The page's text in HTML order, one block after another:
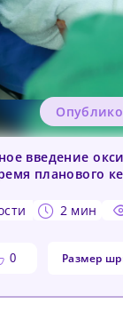
введение
планового
2 мин
0 Размер